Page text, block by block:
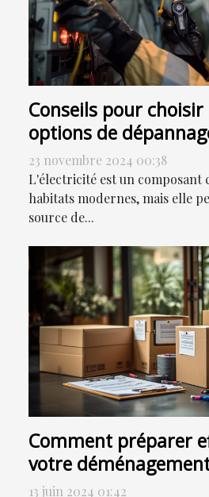
Conseils pour
options de
23 novembre 2024 00:38
L'électricité est un composant
habitats modernes, mais elle
source de...
Comment préparer
votre
transition en douceur
13 juin 2024 01:42